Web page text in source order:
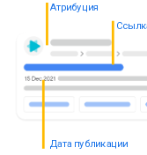
Атрибуция
Дата публикации